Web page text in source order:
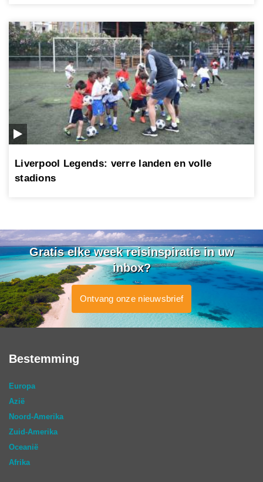
Liverpool Legends: verre landen en volle
stadions
Gratis elke week reisinspiratie in uw
inbox?
Ontvang onze nieuwsbrief
Bestemming
Europa
Azië
Noord-Amerika
Zuid-Amerika
Oceanië
Afrika